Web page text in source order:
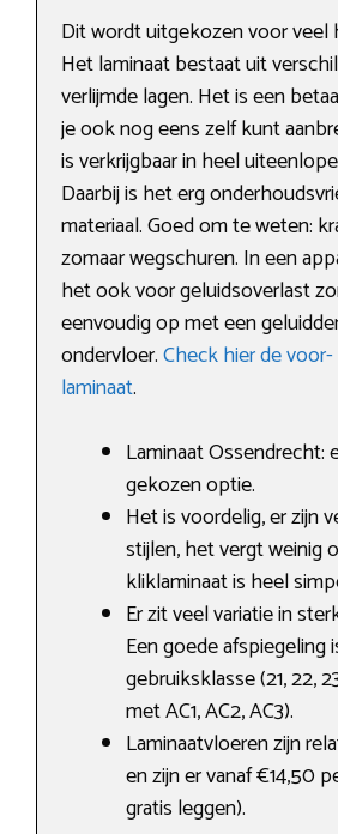
Dit wordt uitgekozen voor veel
Het laminaat bestaat uit
verlijmde lagen. Het is een
je ook nog eens zelf kunt
is verkrijgbaar in heel
Daarbij is het erg
materiaal. Goed om te weten:
zomaar wegschuren. In een
het ook voor geluidsoverlast
eenvoudig op met een
ondervloer.Check hier de
laminaat.
Laminaat Ossendrecht:
gekozen optie.
Het is voordelig, er zijn
stijlen, het vergt weinig
kliklaminaat is heel
Er zit veel variatie in
Een goede afspiegeling
gebruiksklasse (21, 22,
met AC1, AC2, AC3).
Laminaatvloeren zijn
en zijn er vanaf €14,50
gratis leggen).